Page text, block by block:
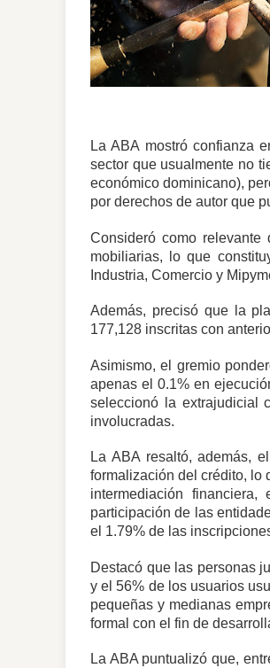
La ABA mostró confianza
sector que usualmente no
económico dominicano),
por derechos de autor que
Consideró como
mobiliarias, lo que
Industria, Comercio y
Además, precisó que la
177,128 inscritas con
Asimismo, el gremio
apenas el 0.1% en
seleccionó la extrajudicial
involucradas.
La ABA resaltó, además,
formalización del crédito, lo
intermediación
participación de las
el 1.79% de las
Destacó que las personas
y el 56% de los usuarios
pequeñas y medianas
formal con el fin de
La ABA puntualizó que,